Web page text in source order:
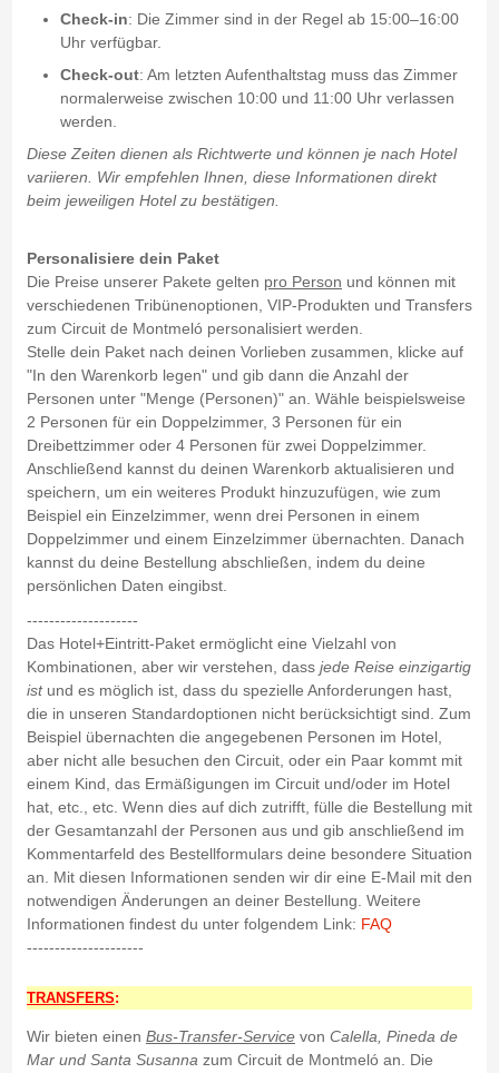
Check-in: Die Zimmer sind in der Regel ab 15:00–16:00
Uhr verfügbar.
Check-out: Am letzten Aufenthaltstag muss das Zimmer
normalerweise zwischen 10:00 und 11:00 Uhr verlassen
werden.
Diese Zeiten dienen als Richtwerte und können je nach Hotel
variieren. Wir empfehlen Ihnen, diese Informationen direkt
beim jeweiligen Hotel zu bestätigen.
Personalisiere dein Paket
Die Preise unserer Pakete gelten pro Person und können mit
verschiedenen Tribünenoptionen, VIP-Produkten und Transfers
zum Circuit de Montmeló personalisiert werden.
Stelle dein Paket nach deinen Vorlieben zusammen, klicke auf
"In den Warenkorb legen" und gib dann die Anzahl der
Personen unter "Menge (Personen)" an. Wähle beispielsweise
2 Personen für ein Doppelzimmer, 3 Personen für ein
Dreibettzimmer oder 4 Personen für zwei Doppelzimmer.
Anschließend kannst du deinen Warenkorb aktualisieren und
speichern, um ein weiteres Produkt hinzuzufügen, wie zum
Beispiel ein Einzelzimmer, wenn drei Personen in einem
Doppelzimmer und einem Einzelzimmer übernachten. Danach
kannst du deine Bestellung abschließen, indem du deine
persönlichen Daten eingibst.
--------------------
Das Hotel+Eintritt-Paket ermöglicht eine Vielzahl von
Kombinationen, aber wir verstehen, dass jede Reise einzigartig
istund es möglich ist, dass du spezielle Anforderungen hast,
die in unseren Standardoptionen nicht berücksichtigt sind. Zum
Beispiel übernachten die angegebenen Personen im Hotel,
aber nicht alle besuchen den Circuit, oder ein Paar kommt mit
einem Kind, das Ermäßigungen im Circuit und/oder im Hotel
hat, etc., etc. Wenn dies auf dich zutrifft, fülle die Bestellung mit
der Gesamtanzahl der Personen aus und gib anschließend im
Kommentarfeld des Bestellformulars deine besondere Situation
an. Mit diesen Informationen senden wir dir eine E-Mail mit den
notwendigen Änderungen an deiner Bestellung. Weitere
Informationen findest du unter folgendem Link: FAQ
---------------------
TRANSFERS:
Wir bieten einen Bus-Transfer-Servicevon Calella, Pineda de
Mar und Santa Susannazum Circuit de Montmeló an. Die